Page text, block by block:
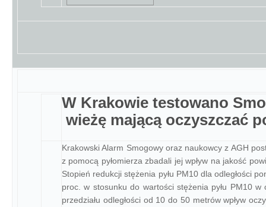
W Krakowie testowano
wieżę mającą oczyszczać
Krakowski Alarm Smogowy oraz naukowcy z AGH
z pomocą pyłomierza zbadali jej wpływ na jakość
Stopień redukcji stężenia pyłu PM10 dla odległości
proc. w stosunku do wartości stężenia pyłu PM10 w
przedziału odległości od 10 do 50 metrów wpływ